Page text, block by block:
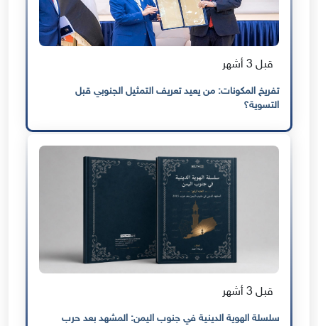
قبل 3 أشهر
تفريخ المكونات: من يعيد تعريف التمثيل الجنوبي قبل
التسوية؟
قبل 3 أشهر
سلسلة الهوية الدينية في جنوب اليمن: المشهد بعد حرب